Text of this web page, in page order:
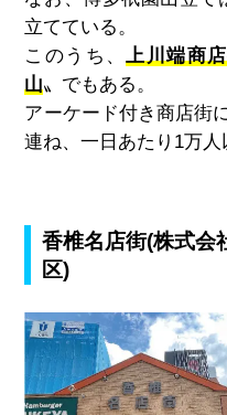
立てている。
このうち、上川端商
山〟でもある。
アーケード付き商店街
連ね、一日あたり 1万人
香椎名店街(株式会
区)